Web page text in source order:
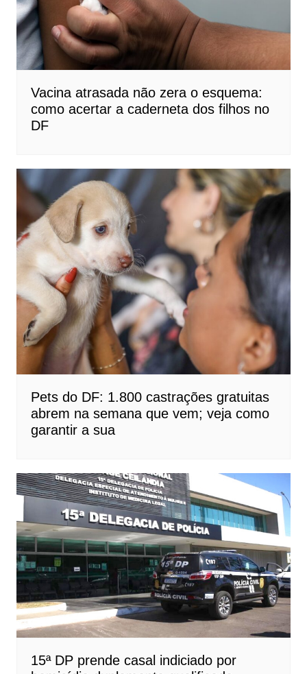
Vacina atrasada não zera o esquema:
como acertar a caderneta dos filhos no
DF
Pets do DF: 1.800 castrações gratuitas
abrem na semana que vem; veja como
garantir a sua
15ª DP prende casal indiciado por